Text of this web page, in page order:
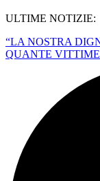
ULTIME NOTIZIE:
“LA NOSTRA
QUANTE